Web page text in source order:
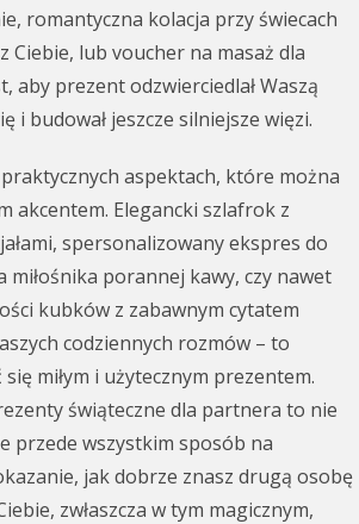
romantyczna kolacja przy świecach
Ciebie, lub voucher na masaż dla
aby prezent odzwierciedlał Waszą
i budował jeszcze silniejsze więzi.
aspektach, które można
akcentem. Elegancki szlafrok z
spersonalizowany ekspres do
miłośnika porannej kawy, czy nawet
kubków z zabawnym cytatem
codziennych rozmów – to
miłym i użytecznym prezentem.
świąteczne dla partnera to nie
przede wszystkim sposób na
jak dobrze znasz drugą osobę
zwłaszcza w tym magicznym,